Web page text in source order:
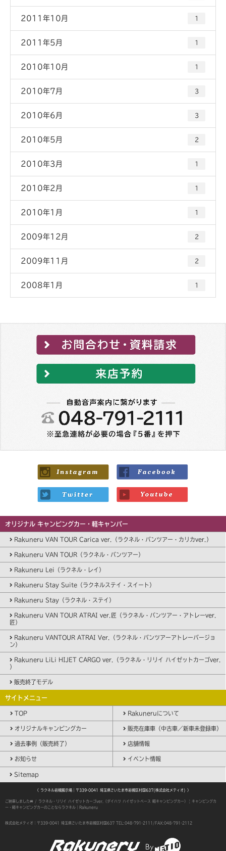
2011年10月 1
2011年5月 1
2010年10月 1
2010年7月 3
2010年6月 3
2010年5月 2
2010年3月 1
2010年2月 1
2010年1月 1
2009年12月 2
2009年11月 2
2008年1月 1
オリジナル キャンピングカー・軽キャンパー
Rakuneru VAN TOUR Carica ver.（ラクネル・バンツアー・カリカver.）
Rakuneru VAN TOUR（ラクネル・バンツアー）
Rakuneru Lei（ラクネル・レイ）
Rakuneru Stay Suite（ラクネルステイ・スイート）
Rakuneru Stay（ラクネル・ステイ）
Rakuneru VAN TOUR ATRAI ver.匠（ラクネル・バンツアー・アトレーver.
匠）
Rakuneru VANTOUR ATRAI Ver.（ラクネル・バンツアーアトレーバージョ
ン）
Rakuneru LiLi HIJET CARGO ver.（ラクネル・リリイ ハイゼットカーゴver.
）
販売終了モデル
サイトメニュー
TOP Rakuneruについて
オリジナルキャンピングカー 販売在庫車（中古車／新車未登録車）
過去事例（販売終了） 店舗情報
お知らせ イベント情報
Sitemap
〈 ラクネル岩槻展示場｜〒339-0041 埼玉県さいたま市岩槻区村国637(株式会社メティオ) 〉
ご納車しました🚐 / ラクネル・リリイ ハイゼットカーゴver.（ダイハツ ハイゼットベース 軽キャンピングカー） | キャンピングカ
ー・軽キャンピングカーのことならラクネル｜Rakuneru
株式会社メティオ：〒339-0041 埼玉県さいたま市岩槻区村国637 TEL:048-791-2111/FAX:048-791-2112